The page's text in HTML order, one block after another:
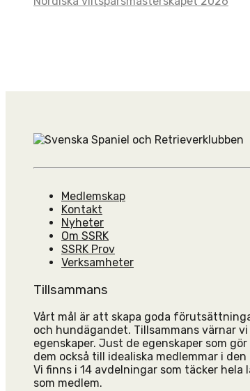
Medlemskap
Kontakt
Nyheter
Om SSRK
SSRK Prov
Verksamheter
Tillsammans
Vårt mål är att skapa goda
och hundägandet. Tillsammans värnar
egenskaper. Just de egenskaper som
dem också till idealiska medlemmar i
Vi finns i 14 avdelningar som täcker
som medlem.